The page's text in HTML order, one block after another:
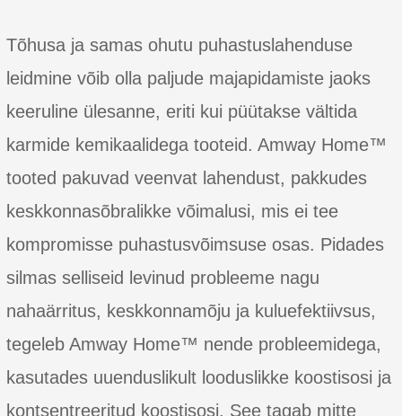
Tõhusa ja samas ohutu puhastuslahenduse
leidmine võib olla paljude majapidamiste jaoks
keeruline ülesanne, eriti kui püütakse vältida
karmide kemikaalidega tooteid. Amway Home™
tooted pakuvad veenvat lahendust, pakkudes
keskkonnasõbralikke võimalusi, mis ei tee
kompromisse puhastusvõimsuse osas. Pidades
silmas selliseid levinud probleeme nagu
nahaärritus, keskkonnamõju ja kuluefektiivsus,
tegeleb Amway Home™ nende probleemidega,
kasutades uuenduslikult looduslikke koostisosi ja
kontsentreeritud koostisosi. See tagab mitte